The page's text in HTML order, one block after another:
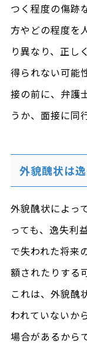
つく程度の傷跡
方やどの程度を
り異なり、正し
得られない可能
接の前に、弁護
うか、面接に同
外貌醜状は
外貌醜状によっ
っても、逸失利
で失われた将来
額されたりする
これは、外貌醜
われていないか
場合があるから